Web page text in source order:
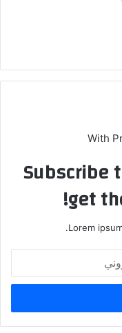
With
Subscribe
get
Lorem